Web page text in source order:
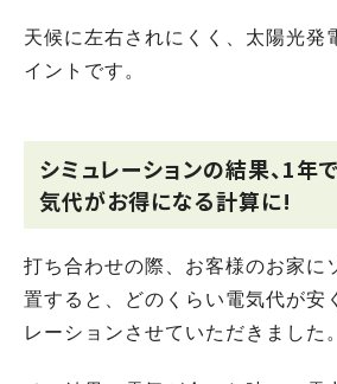
天候に左右されにくく、太陽光発
イントです。
シミュレーションの結果、1
気代がお得になる計算に!
打ち合わせの際、お客様のお家に
置すると、どのくらい電気代が安
レーションさせていただきました。